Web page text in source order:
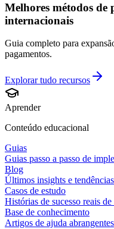
Melhores métodos
internacionais
Guia completo para
pagamentos.
Explorar tudo recursos
Aprender
Conteúdo educacional
Guias
Guias passo a passo de
Blog
Últimos insights e
Casos de estudo
Histórias de sucesso reais
Base de conhecimento
Artigos de ajuda abrangentes